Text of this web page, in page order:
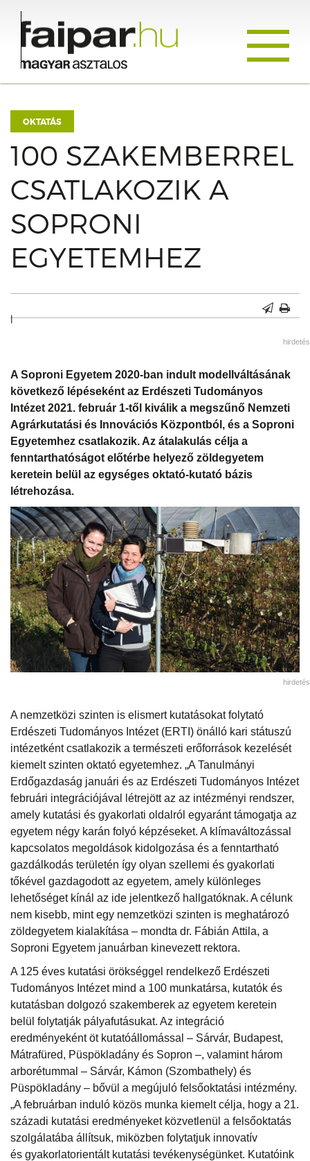
OKTATÁS
100 SZAKEMBERREL
CSATLAKOZIK A
SOPRONI
EGYETEMHEZ
|
hirdetés
A Soproni Egyetem 2020-ban indult modellváltásának
következő lépéseként az Erdészeti Tudományos
Intézet 2021. február 1-től kiválik a megszűnő Nemzeti
Agrárkutatási és Innovációs Központból, és a Soproni
Egyetemhez csatlakozik. Az átalakulás célja a
fenntarthatóságot előtérbe helyező zöldegyetem
keretein belül az egységes oktató-kutató bázis
létrehozása.
hirdetés
A nemzetközi szinten is elismert kutatásokat folytató
Erdészeti Tudományos Intézet (ERTI) önálló kari státuszú
intézetként csatlakozik a természeti erőforrások kezelését
kiemelt szinten oktató egyetemhez. „A Tanulmányi
Erdőgazdaság januári és az Erdészeti Tudományos Intézet
februári integrációjával létrejött az az intézményi rendszer,
amely kutatási és gyakorlati oldalról egyaránt támogatja az
egyetem négy karán folyó képzéseket. A klímaváltozással
kapcsolatos megoldások kidolgozása és a fenntartható
gazdálkodás területén így olyan szellemi és gyakorlati
tőkével gazdagodott az egyetem, amely különleges
lehetőséget kínál az ide jelentkező hallgatóknak. A célunk
nem kisebb, mint egy nemzetközi szinten is meghatározó
zöldegyetem kialakítása – mondta dr. Fábián Attila, a
Soproni Egyetem januárban kinevezett rektora.
A 125 éves kutatási örökséggel rendelkező Erdészeti
Tudományos Intézet mind a 100 munkatársa, kutatók és
kutatásban dolgozó szakemberek az egyetem keretein
belül folytatják pályafutásukat. Az integráció
eredményeként öt kutatóállomással – Sárvár, Budapest,
Mátrafüred, Püspökladány és Sopron –, valamint három
arborétummal – Sárvár, Kámon (Szombathely) és
Püspökladány – bővül a megújuló felsőoktatási intézmény.
„A februárban induló közös munka kiemelt célja, hogy a 21.
századi kutatási eredményeket közvetlenül a felsőoktatás
szolgálatába állítsuk, miközben folytatjuk innovatív
és gyakorlatorientált kutatási tevékenységünket. Kutatóink